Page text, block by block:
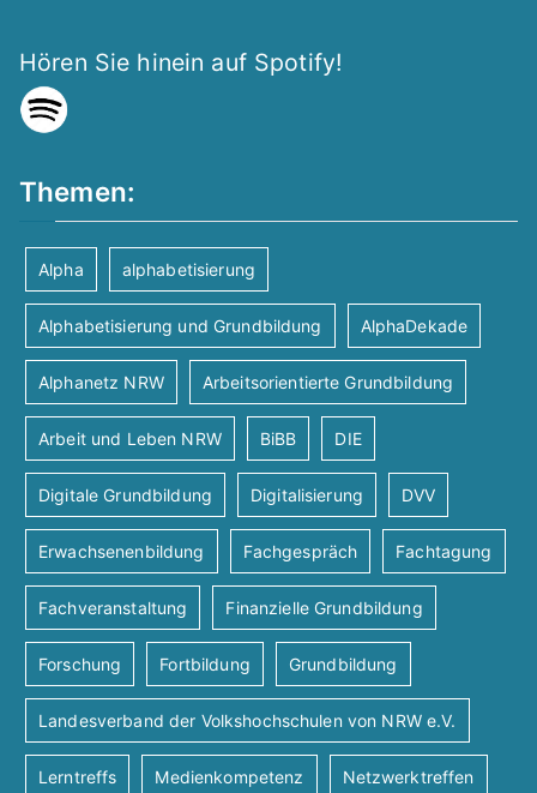
Hören Sie hinein auf Spotify!
Themen:
Alpha alphabetisierung
Alphabetisierung und Grundbildung AlphaDekade
Alphanetz NRW Arbeitsorientierte Grundbildung
Arbeit und Leben NRW BiBB DIE
Digitale Grundbildung Digitalisierung DVV
Erwachsenenbildung Fachgespräch Fachtagung
Fachveranstaltung Finanzielle Grundbildung
Forschung Fortbildung Grundbildung
Landesverband der Volkshochschulen von NRW e.V.
Lerntreffs Medienkompetenz Netzwerktreffen